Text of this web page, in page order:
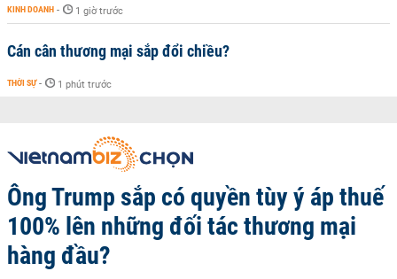
KINH DOANH - 1 giờ trước
Cán cân thương mại sắp đổi chiều?
THỜI SỰ - 1 phút trước
Ông Trump sắp có quyền tùy ý áp thuế
100% lên những đối tác thương mại
hàng đầu?